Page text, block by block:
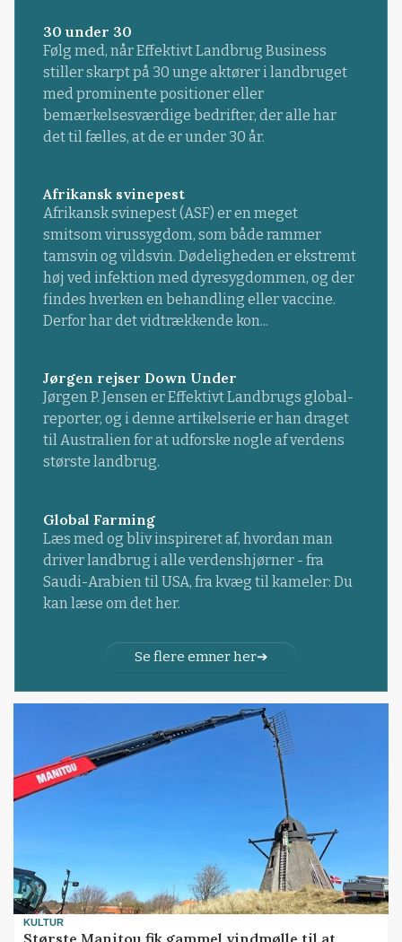
30 under 30
Følg med, når Effektivt Landbrug Business
stiller skarpt på 30 unge aktører i landbruget
med prominente positioner eller
bemærkelsesværdige bedrifter, der alle har
det til fælles, at de er under 30 år.
Afrikansk svinepest
Afrikansk svinepest (ASF) er en meget
smitsom virussygdom, som både rammer
tamsvin og vildsvin. Dødeligheden er ekstremt
høj ved infektion med dyresygdommen, og der
findes hverken en behandling eller vaccine.
Derfor har det vidtrækkende kon...
Jørgen rejser Down Under
Jørgen P. Jensen er Effektivt Landbrugs global-
reporter, og i denne artikelserie er han draget
til Australien for at udforske nogle af verdens
største landbrug.
Global Farming
Læs med og bliv inspireret af, hvordan man
driver landbrug i alle verdenshjørner - fra
Saudi-Arabien til USA, fra kvæg til kameler: Du
kan læse om det her.
Se flere emner her
KULTUR